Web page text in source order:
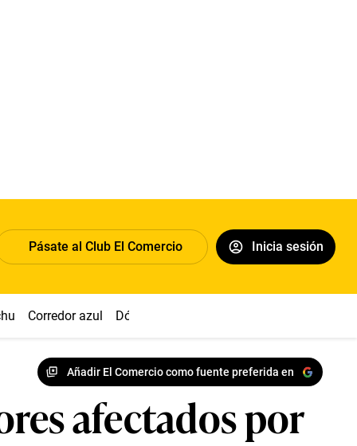
Pásate al Club El Comercio Inicia sesión
Corredor azul Dólar
Añadir El Comercio como fuente preferida en
afectados por